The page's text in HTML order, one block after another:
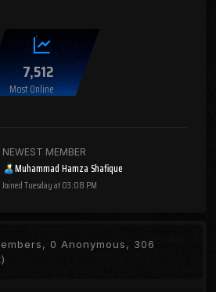
7,512
Most Online
NEWEST MEMBER
Muhammad Hamza Shafique
JoinedTuesday at 03:08 PM
0 Anonymous, 306